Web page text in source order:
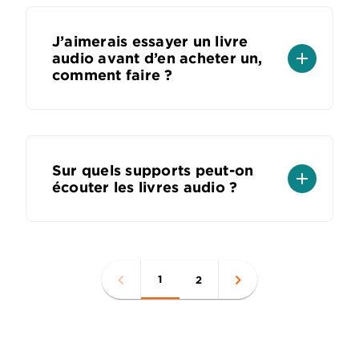
J’aimerais essayer un livre
audio avant d’en acheter un,
comment faire ?
add
Sur quels supports peut-on
écouter les livres audio ?
add
1 2